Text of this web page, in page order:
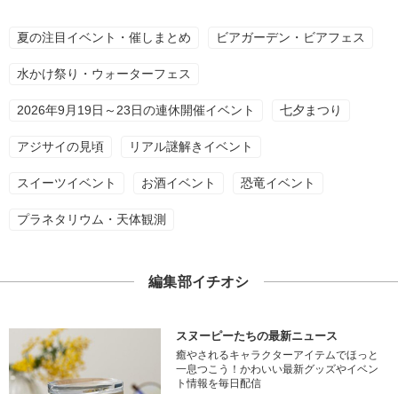
夏の注目イベント・催しまとめ ビアガーデン・ビアフェス
水かけ祭り・ウォーターフェス
2026年9月19日～23日の連休開催イベント 七夕まつり
アジサイの見頃 リアル謎解きイベント
スイーツイベント お酒イベント 恐竜イベント
プラネタリウム・天体観測
編集部イチオシ
スヌーピーたちの最新ニュース
癒やされるキャラクターアイテムでほっと
一息つこう！かわいい最新グッズやイベン
ト情報を毎日配信